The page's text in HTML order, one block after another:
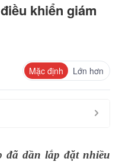
khiển giám
Mặc định Lớn hơn
đã dần lắp đặt nhiều